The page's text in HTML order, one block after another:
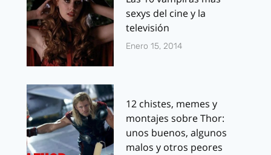
sexys del cine y la
televisión
Enero 15, 2014
12 chistes, memes y
montajes sobre Thor:
unos buenos, algunos
malos y otros peores